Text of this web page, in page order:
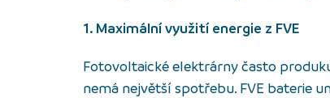
1. Maximální využití energie z FVE
Fotovoltaické elektrárny často
nemá největší spotřebu. FVE baterie